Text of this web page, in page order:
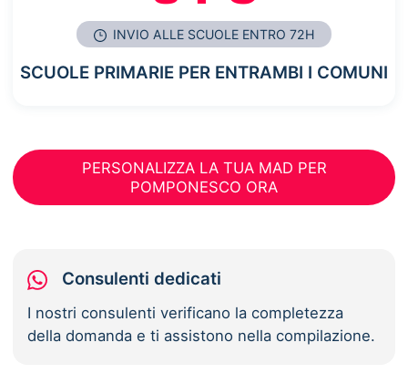
INVIO ALLE SCUOLE ENTRO 72H
SCUOLE PRIMARIE PER ENTRAMBI I COMUNI
PERSONALIZZA LA TUA MAD PER
POMPONESCO ORA
Consulenti dedicati
I nostri consulenti verificano la completezza
della domanda e ti assistono nella compilazione.